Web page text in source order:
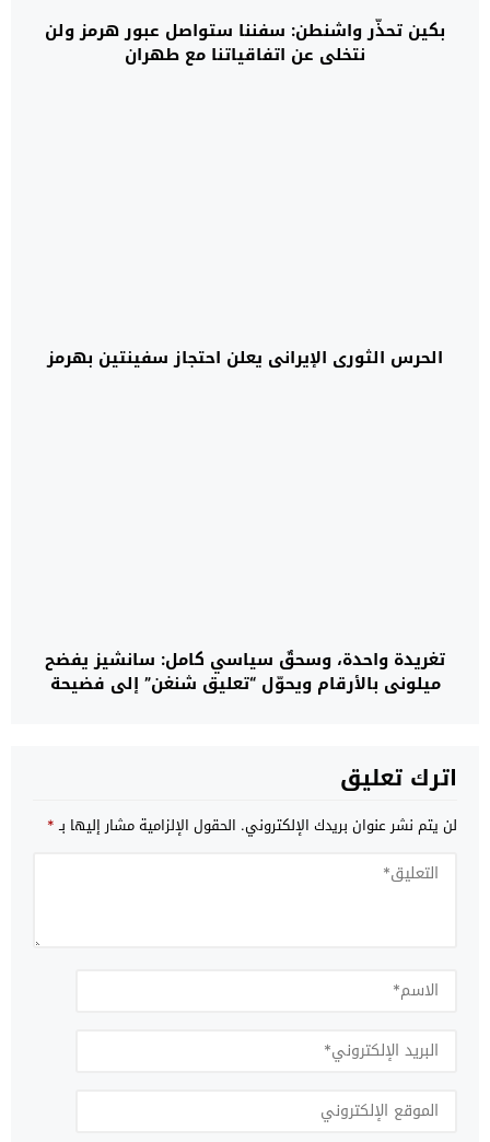
بكين تحذّر واشنطن: سفننا ستواصل عبور هرمز ولن
نتخلى عن اتفاقياتنا مع طهران
الحرس الثوري الإيراني يعلن احتجاز سفينتين بهرمز
تغريدة واحدة، وسحقٌ سياسي كامل: سانشيز يفضح
ميلوني بالأرقام ويحوّل “تعليق شنغن” إلى فضيحة
اترك تعليق
لن يتم نشر عنوان بريدك الإلكتروني. الحقول الإلزامية مشار إليها بـ*